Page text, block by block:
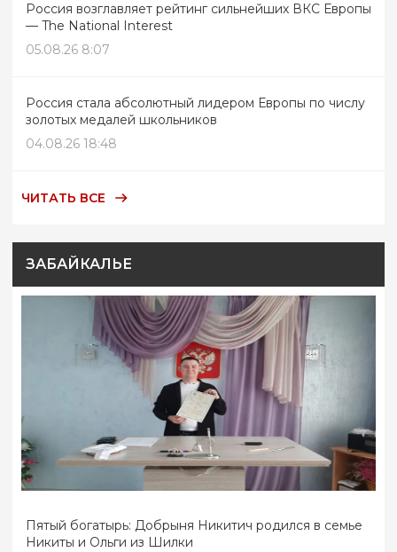
Россия возглавляет рейтинг сильнейших ВКС Европы
— The National Interest
05.08.26 8:07
Россия стала абсолютный лидером Европы по числу
золотых медалей школьников
04.08.26 18:48
ЧИТАТЬ ВСЕ
ЗАБАЙКАЛЬЕ
Пятый богатырь: Добрыня Никитич родился в семье
Никиты и Ольги из Шилки